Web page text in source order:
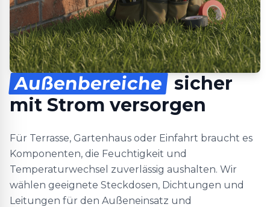
Außenbereiche sicher
mit Strom versorgen
Für Terrasse, Gartenhaus oder Einfahrt braucht es
Komponenten, die Feuchtigkeit und
Temperaturwechsel zuverlässig aushalten. Wir
wählen geeignete Steckdosen, Dichtungen und
Leitungen für den Außeneinsatz und